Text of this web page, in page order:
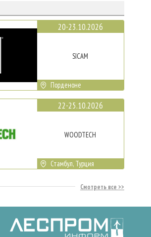
20-23.10.2026
SICAM
Порденоне
22-25.10.2026
WOODTECH
Стамбул, Турция
Смотреть все